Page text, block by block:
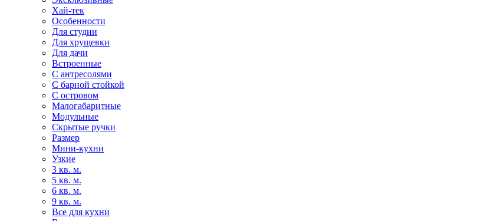
Хай-тек
Особенности
Для студии
Для хрущевки
Для дачи
Встроенные
С антресолями
С барной стойкой
С островом
Малогабаритные
Модульные
Скрытые ручки
Размер
Мини-кухни
Узкие
3 кв. м.
5 кв. м.
6 кв. м.
9 кв. м.
Все для кухни